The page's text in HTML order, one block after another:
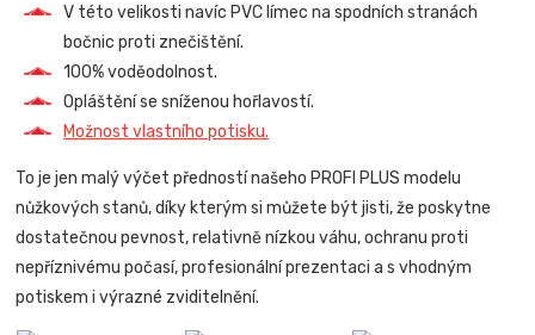
V této velikosti navíc PVC límec na spodních stranách
bočnic proti znečištění.
100% voděodolnost.
Opláštění se sníženou hořlavostí.
Možnost vlastního potisku.
To je jen malý výčet předností našeho PROFI PLUS modelu
nůžkových stanů, díky kterým si můžete být jisti, že poskytne
dostatečnou pevnost, relativně nízkou váhu, ochranu proti
nepříznivému počasí, profesionální prezentaci a s vhodným
potiskem i výrazné zviditelnění.